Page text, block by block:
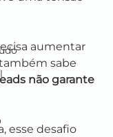
aumentar
sabe
não garante
esse desafio